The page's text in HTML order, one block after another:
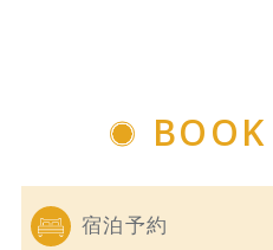
宿泊予約